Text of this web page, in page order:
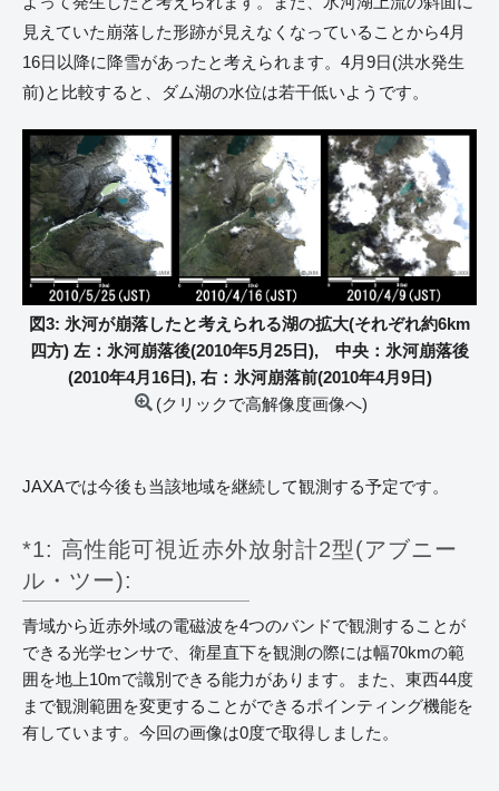
見えていた崩落した形跡が見えなくなっていることから4月
16日以降に降雪があったと考えられます。4月9日(洪水発生
前)と比較すると、ダム湖の水位は若干低いようです。
図3: 氷河が崩落したと考えられる湖の拡大(それぞれ約6km
四方) 左：氷河崩落後(2010年5月25日), 中央：氷河崩落後
(2010年4月16日), 右：氷河崩落前(2010年4月9日)
(クリックで高解像度画像へ)
JAXAでは今後も当該地域を継続して観測する予定です。
*1: 高性能可視近赤外放射計2型(アブニー
ル・ツー):
青域から近赤外域の電磁波を4つのバンドで観測することが
できる光学センサで、衛星直下を観測の際には幅70kmの範
囲を地上10mで識別できる能力があります。また、東西44度
まで観測範囲を変更することができるポインティング機能を
有しています。今回の画像は0度で取得しました。